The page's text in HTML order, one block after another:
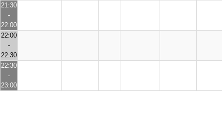
21:30
-
22:00
22:00
-
22:30
22:30
-
23:00